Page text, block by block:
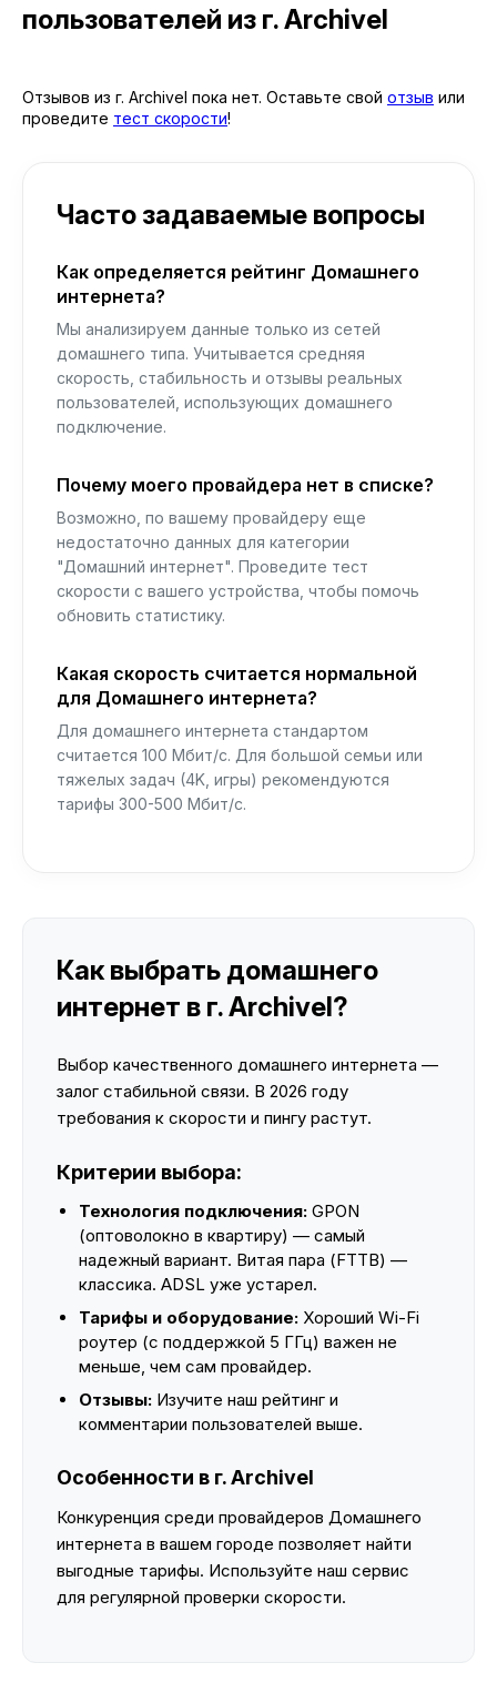
пользователей из г. Archivel
Отзывов из г. Archivel пока нет. Оставьте свой отзыв или
проведите тест скорости!
Часто задаваемые вопросы
Как определяется рейтинг Домашнего
интернета?
Мы анализируем данные только из сетей
домашнего типа. Учитывается средняя
скорость, стабильность и отзывы реальных
пользователей, использующих домашнего
подключение.
Почему моего провайдера нет в списке?
Возможно, по вашему провайдеру еще
недостаточно данных для категории
"Домашний интернет". Проведите тест
скорости с вашего устройства, чтобы помочь
обновить статистику.
Какая скорость считается нормальной
для Домашнего интернета?
Для домашнего интернета стандартом
считается 100 Мбит/с. Для большой семьи или
тяжелых задач (4K, игры) рекомендуются
тарифы 300-500 Мбит/с.
Как выбрать домашнего
интернет в г. Archivel?
Выбор качественного домашнего интернета —
залог стабильной связи. В 2026 году
требования к скорости и пингу растут.
Критерии выбора:
Технология подключения: GPON
(оптоволокно в квартиру) — самый
надежный вариант. Витая пара (FTTB) —
классика. ADSL уже устарел.
Тарифы и оборудование: Хороший Wi-Fi
роутер (с поддержкой 5 ГГц) важен не
меньше, чем сам провайдер.
Отзывы: Изучите наш рейтинг и
комментарии пользователей выше.
Особенности в г. Archivel
Конкуренция среди провайдеров Домашнего
интернета в вашем городе позволяет найти
выгодные тарифы. Используйте наш сервис
для регулярной проверки скорости.